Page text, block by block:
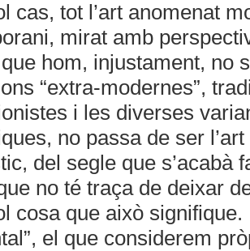
cas, tot l’art anomenat
mirat amb
hom, injustament, no
“extra-modernes”,
i les diverses
no passa de ser
del segle que s’acabà
no té traça de deixar
cosa que això signifique.
el que considerem